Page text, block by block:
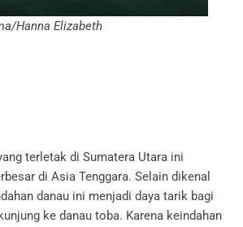
Hanna Elizabeth
terletak di Sumatera Utara ini
di Asia Tenggara. Selain dikenal
danau ini menjadi daya tarik bagi
ke danau toba. Karena keindahan